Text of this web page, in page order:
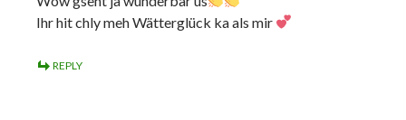
Ihr hit chly meh Wätterglück ka als mir
REPLY